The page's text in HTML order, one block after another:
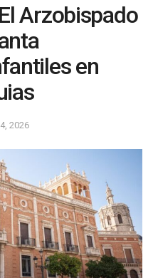
Arzobispado
en
2026